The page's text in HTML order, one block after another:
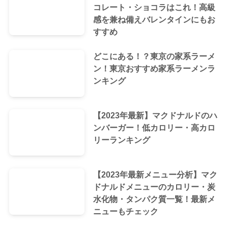
コレート・ショコラはこれ！高級
感を兼ね備えバレンタインにもお
すすめ
どこにある！？東京の家系ラーメ
ン！東京おすすめ家系ラーメンラ
ンキング
【2023年最新】マクドナルドのハ
ンバーガー！低カロリー・高カロ
リーランキング
【2023年最新メニュー分析】マク
ドナルドメニューのカロリー・炭
水化物・タンパク質一覧！最新メ
ニューもチェック